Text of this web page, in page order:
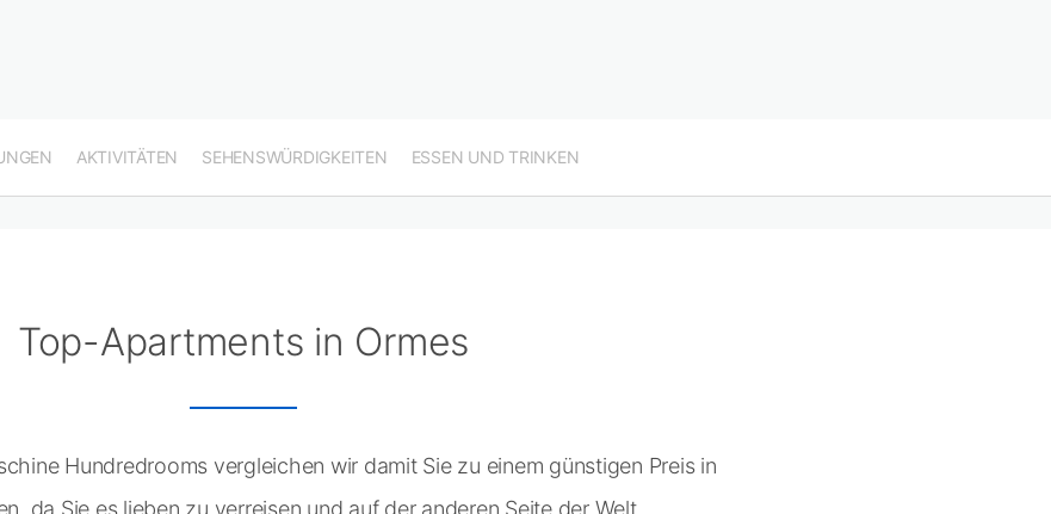
AKTIVITÄTEN SEHENSWÜRDIGKEITEN ESSEN UND TRINKEN
Top-Apartments in Ormes
Hundredrooms vergleichen wir damit Sie zu einem günstigen Preis in
da Sie es lieben zu verreisen und auf der anderen Seite der Welt